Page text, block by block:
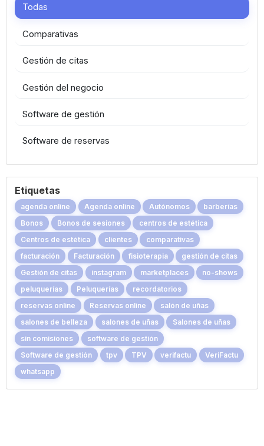
Todas
Comparativas
Gestión de citas
Gestión del negocio
Software de gestión
Software de reservas
Etiquetas
agenda online Agenda online Autónomos
barberías
Bonos
Bonos de sesiones
centros de estética
Centros de estética
clientes
comparativas
facturación
Facturación fisioterapia
gestión de citas
Gestión de citas
instagram marketplaces
no-shows
peluquerías
Peluquerías
recordatorios
reservas online
Reservas online
salón de uñas
salones de belleza
salones de uñas
Salones de uñas
sin comisiones
software de gestión
Software de gestión
tpv TPV verifactu
VeriFactu
whatsapp